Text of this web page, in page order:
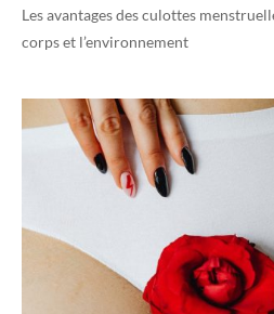
Les avantages des culottes
corps et l’environnement